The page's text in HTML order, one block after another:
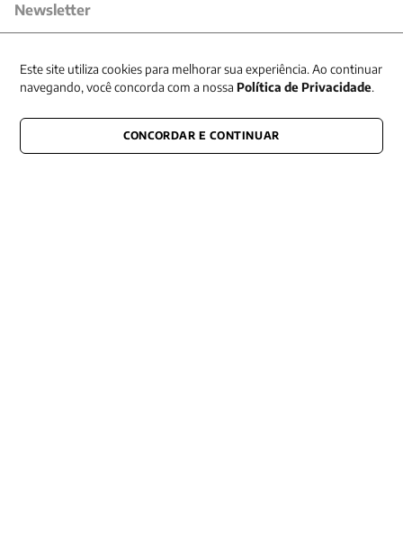
Newsletter
CONECTE-SE CONOSCO
Este site utiliza cookies para melhorar sua experiência. Ao continuar
navegando, você concorda com a nossa Política de Privacidade.
CONCORDAR E CONTINUAR